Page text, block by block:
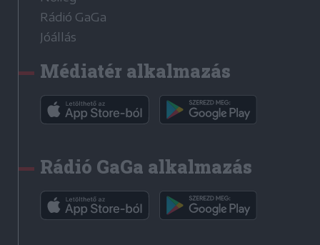
Rádió GaGa
Jóállás
Médiatér alkalmazás
Rádió GaGa alkalmazás